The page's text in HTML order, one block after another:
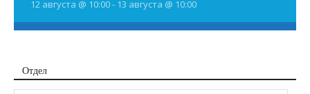
12 августа @ 10:00- 13 августа @ 10:00
Отдел